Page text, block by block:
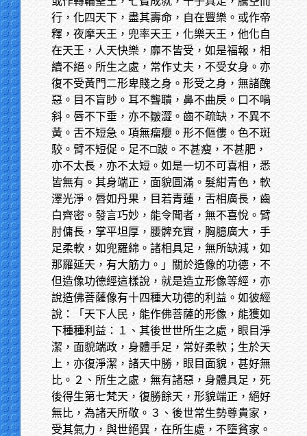
行，化四天下，盡其壽命，自在豐樂。或作帝
釋，夜摩天王，兜率天王，化樂天王，他化自
在天王，人天快樂，靡不皆受，如是福報，相
續不絕。所生之處，常作丈夫，不受女身。亦
復不受黃門二形卑賤之身。形受之身，無諸醜
惡。目不盲眇。耳不聾聵，鼻不曲戾。口不喎
斜。唇不下垂，亦不皺澀。齒不疏缺，不異不
黃。舌不短急。項無瘤癭。形不傴僂。色不斑
駮。臂不短促。足不□跛。不甚瘦，不甚肥，
亦不太長，亦不太短。如是一切不可喜相，悉
皆無有。其身端正，面貌圓滿。髮紺青色，軟
澤光淨。唇如丹果，目若青蓮，舌相廣長，齒
白齊密。發言巧妙，能令聞者，無不喜悅。臂
肘傭長，掌平坦厚，腰髀充實，胸臆廣大，手
足柔軟，如兜羅綿。諸相具足，無所缺減，如
那羅延天，有大筋力。」關於造像的功德，不
但造像功德經這樣說，就是造立形像等經，亦
說造佛菩薩像有十四種大功德的利益。如彼經
說：「天下人民，能作佛菩薩的形像，能獲如
下種種利益：１、其後世世所生之處，眼目淨
潔，面貌端政，身體手足，常好柔軟；生於天
上，亦復淨潔，諸天中勝，眼目面貌，甚好無
比。２、所生之處，無有諸惡，身體具足，死
後得生第七梵天，復勝餘天，形貌端正，絕好
無比，為諸天所敬。３、後世常生勢尊貴家，
受其氣力，與世絕異，在所生處，不墮貧家。